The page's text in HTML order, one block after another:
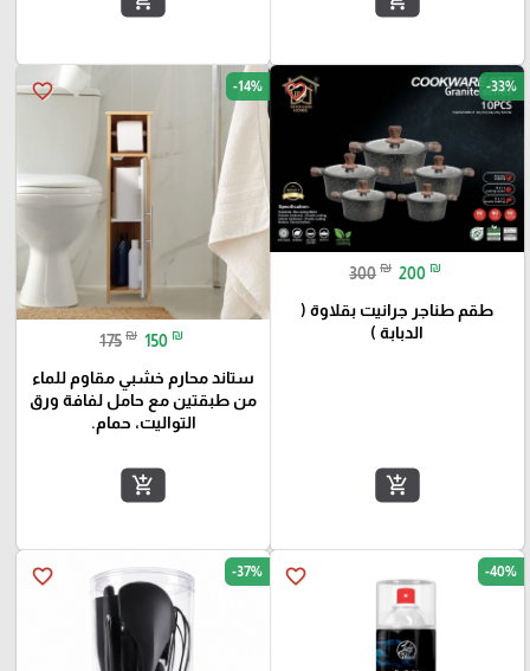
favorite_border -33%
300 ₪ 200 ₪
طقم طناجر جرانيت بقلاوة (
الدبابة )
add_shopping_cart
favorite_border -14%
175 ₪ 150 ₪
ستاند محارم خشبي مقاوم للماء
من طبقتين مع حامل لفافة ورق
التواليت، حمام.
add_shopping_cart
favorite_border -40%
favorite_border -37%